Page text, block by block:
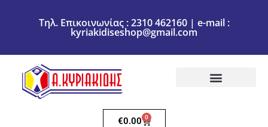
Τηλ. Επικοινωνίας : 2310 462160 | e-mail :
kyriakidiseshop@gmail.com
€0.00 0